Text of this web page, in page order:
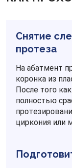
Снятие
протеза
На абатмент
коронка из
После того
полностью
циркония или